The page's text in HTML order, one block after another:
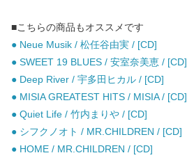
■こちらの商品もオススメです
● Neue Musik / 松任谷由実 / [CD]
● SWEET 19 BLUES / 安室奈美恵 / [CD]
● Deep River / 宇多田ヒカル / [CD]
● MISIA GREATEST HITS / MISIA / [CD]
● Quiet Life / 竹内まりや / [CD]
● シフクノオト / MR.CHILDREN / [CD]
● HOME / MR.CHILDREN / [CD]